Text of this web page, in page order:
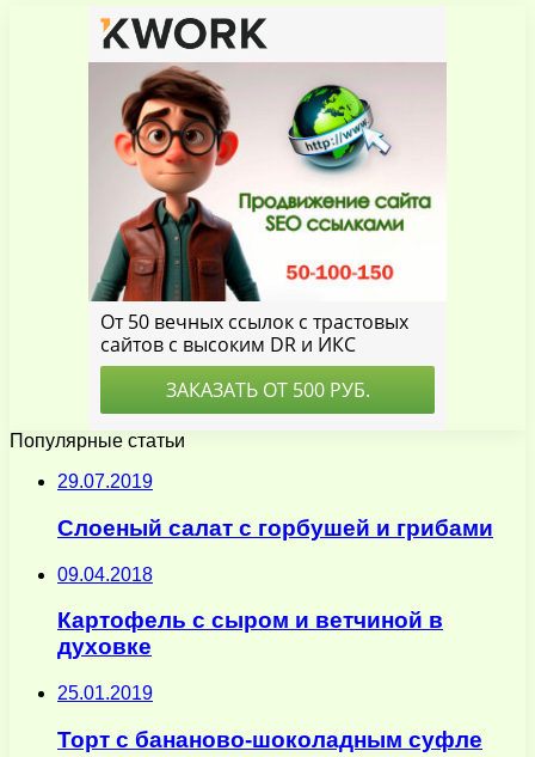
Популярные статьи
29.07.2019
Слоеный салат с горбушей и грибами
09.04.2018
Картофель с сыром и ветчиной в
духовке
25.01.2019
Торт с бананово-шоколадным суфле